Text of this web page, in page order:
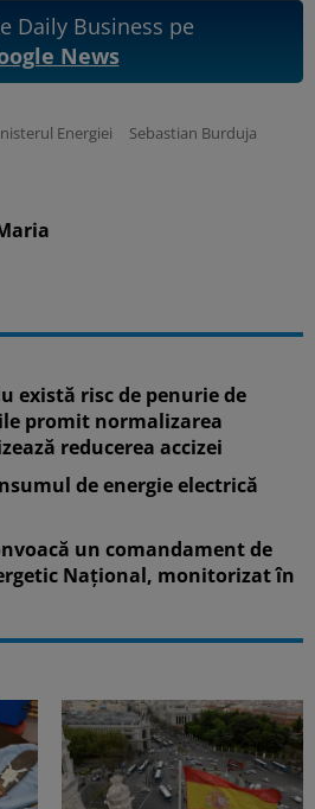
Daily Business pe
News
Energiei
Sebastian Burduja
există risc de penurie de
promit normalizarea
reducerea accizei
de energie electrică
un comandament de
Național, monitorizat în